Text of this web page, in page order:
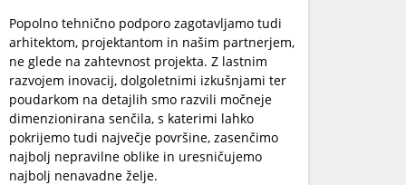
Popolno tehnično podporo zagotavljamo tudi
arhitektom, projektantom in našim partnerjem,
ne glede na zahtevnost projekta. Z lastnim
razvojem inovacij, dolgoletnimi izkušnjami ter
poudarkom na detajlih smo razvili močneje
dimenzionirana senčila, s katerimi lahko
pokrijemo tudi največje površine, zasenčimo
najbolj nepravilne oblike in uresničujemo
najbolj nenavadne želje.